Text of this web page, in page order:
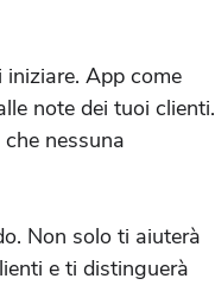
App come
note dei tuoi clienti.
nessuna
Non solo ti aiuterà
e ti distinguerà